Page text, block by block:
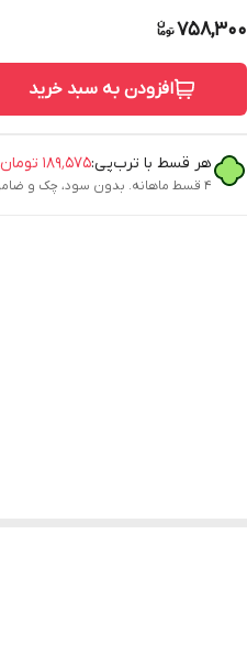
758,300
افزودن به سبد خرید
هر قسط با ترب‌پی:۱۸۹٬۵۷۵ تومان
۴ قسط ماهانه. بدون سود، چک و ضامن.